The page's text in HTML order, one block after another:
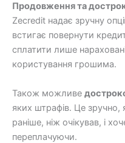
Продовження та
Zecredit надає зручну
встигає повернути
сплатити лише
користування грошима.
Також можливе
яких штрафів. Це
раніше, ніж очікував, і
переплачуючи.